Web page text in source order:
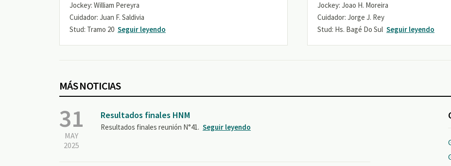
Jockey: William Pereyra
Cuidador: Juan F. Saldivia
Stud: Tramo 20 Seguir leyendo
Jockey: Joao H. Moreira
Cuidador: Jorge J. Rey
Stud: Hs. Bagé Do Sul Seguir leyendo
MÁS NOTICIAS
31
MAY
2025
Resultados finales HNM
Resultados finales reunión N°41. Seguir leyendo